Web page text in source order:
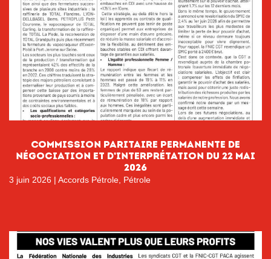
Commission paritaire permanente de
négociation et d’interprétation du 22 mai
2026
3 juin 2026 | Accords Pétrole, Pétrole